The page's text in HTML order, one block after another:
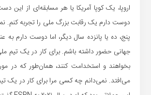
اروپا، یک کوپا آمریکا یا هر مسابقه‌ای از این
دوست دارم یک رقابت بزرگ ملی را تجربه کنم.
پنج، ده یا پانزده سال دیگر، اما دوست دارم به
جهانی حضور داشته باشم. برای کار در یک تیم
بخواهند و استخدامت کنند، همان‌طور که در
می‌افتد. نمی‌دانم چه کسی مرا برای کار در یک